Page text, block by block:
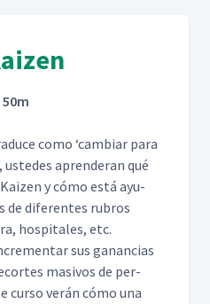
50m
como ‘cam­biar para
ust­edes apren­der­an qué
y cómo está ayu­
de difer­entes rubros
hos­pi­tales, etc.
sus ganan­cias
masivos de per­
cur­so verán cómo una